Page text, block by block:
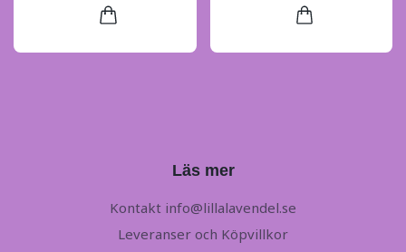
Läs mer
Kontakt info@lillalavendel.se
Leveranser och Köpvillkor